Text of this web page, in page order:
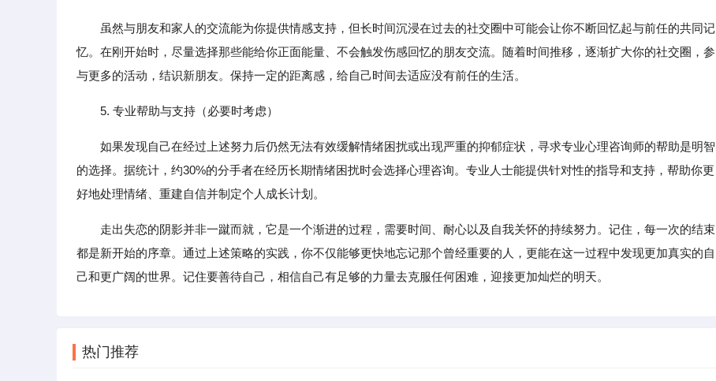
虽然与朋友和家人的交流能为你提供情感支持，但长时间沉浸在过去的社交圈中可能会让你不断回忆起与前任的共同记
忆。在刚开始时，尽量选择那些能给你正面能量、不会触发伤感回忆的朋友交流。随着时间推移，逐渐扩大你的社交圈，参
与更多的活动，结识新朋友。保持一定的距离感，给自己时间去适应没有前任的生活。
5. 专业帮助与支持（必要时考虑）
如果发现自己在经过上述努力后仍然无法有效缓解情绪困扰或出现严重的抑郁症状，寻求专业心理咨询师的帮助是明智
的选择。据统计，约30%的分手者在经历长期情绪困扰时会选择心理咨询。专业人士能提供针对性的指导和支持，帮助你更
好地处理情绪、重建自信并制定个人成长计划。
走出失恋的阴影并非一蹴而就，它是一个渐进的过程，需要时间、耐心以及自我关怀的持续努力。记住，每一次的结束
都是新开始的序章。通过上述策略的实践，你不仅能够更快地忘记那个曾经重要的人，更能在这一过程中发现更加真实的自
己和更广阔的世界。记住要善待自己，相信自己有足够的力量去克服任何困难，迎接更加灿烂的明天。
热门推荐